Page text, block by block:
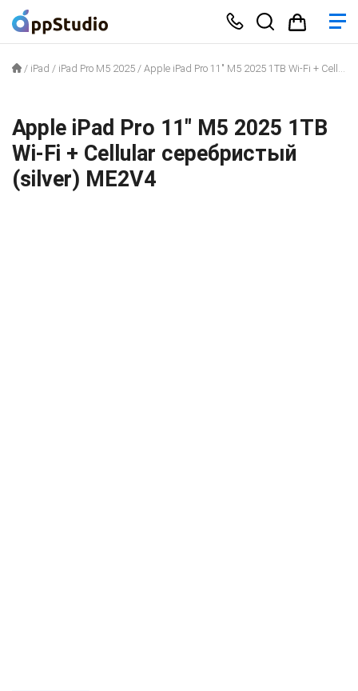
/ iPad / iPad Pro M5 2025 / Apple iPad Pro 11″ M5 2025 1TB Wi-Fi + Cellular серебристый (silver) ME2V4
Apple iPad Pro 11″ M5 2025 1TB
Wi-Fi + Cellular серебристый
(silver) ME2V4